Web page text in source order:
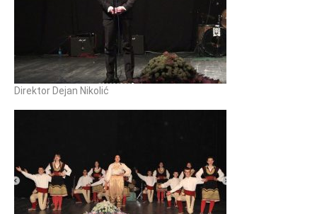
Direktor Dejan Nikolić